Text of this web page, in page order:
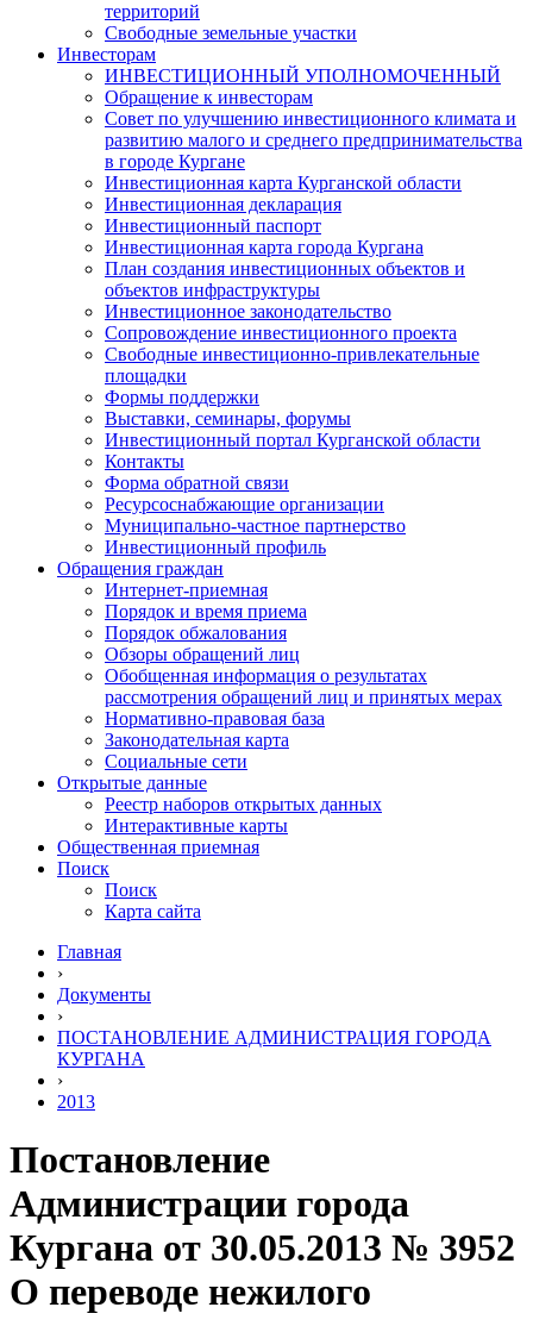
территорий
Свободные земельные участки
Инвесторам
ИНВЕСТИЦИОННЫЙ УПОЛНОМОЧЕННЫЙ
Обращение к инвесторам
Совет по улучшению инвестиционного климата и
развитию малого и среднего предпринимательства
в городе Кургане
Инвестиционная карта Курганской области
Инвестиционная декларация
Инвестиционный паспорт
Инвестиционная карта города Кургана
План создания инвестиционных объектов и
объектов инфраструктуры
Инвестиционное законодательство
Сопровождение инвестиционного проекта
Свободные инвестиционно-привлекательные
площадки
Формы поддержки
Выставки, семинары, форумы
Инвестиционный портал Курганской области
Контакты
Форма обратной связи
Ресурсоснабжающие организации
Муниципально-частное партнерство
Инвестиционный профиль
Обращения граждан
Интернет-приемная
Порядок и время приема
Порядок обжалования
Обзоры обращений лиц
Обобщенная информация о результатах
рассмотрения обращений лиц и принятых мерах
Нормативно-правовая база
Законодательная карта
Социальные сети
Открытые данные
Реестр наборов открытых данных
Интерактивные карты
Общественная приемная
Поиск
Поиск
Карта сайта
Главная
›
Документы
›
ПОСТАНОВЛЕНИЕ АДМИНИСТРАЦИЯ ГОРОДА
КУРГАНА
›
2013
Постановление
Администрации города
Кургана от 30.05.2013 № 3952
О переводе нежилого